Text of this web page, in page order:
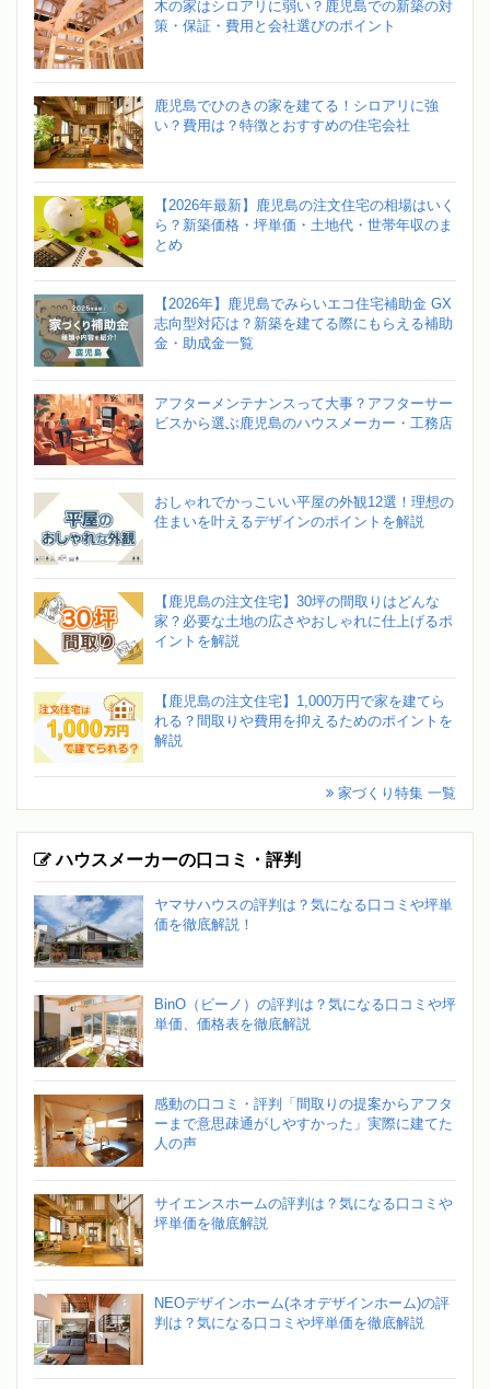
木の家はシロアリに弱い？鹿児島での新築の対
策・保証・費用と会社選びのポイント
鹿児島でひのきの家を建てる！シロアリに強
い？費用は？特徴とおすすめの住宅会社
【2026年最新】鹿児島の注文住宅の相場はいく
ら？新築価格・坪単価・土地代・世帯年収のま
とめ
【2026年】鹿児島でみらいエコ住宅補助金 GX
志向型対応は？新築を建てる際にもらえる補助
金・助成金一覧
アフターメンテナンスって大事？アフターサー
ビスから選ぶ鹿児島のハウスメーカー・工務店
おしゃれでかっこいい平屋の外観12選！理想の
住まいを叶えるデザインのポイントを解説
【鹿児島の注文住宅】30坪の間取りはどんな
家？必要な土地の広さやおしゃれに仕上げるポ
イントを解説
【鹿児島の注文住宅】1,000万円で家を建てら
れる？間取りや費用を抑えるためのポイントを
解説
家づくり特集 一覧
ハウスメーカーの口コミ・評判
ヤマサハウスの評判は？気になる口コミや坪単
価を徹底解説！
BinO（ビーノ）の評判は？気になる口コミや坪
単価、価格表を徹底解説
感動の口コミ・評判「間取りの提案からアフタ
ーまで意思疎通がしやすかった」実際に建てた
人の声
サイエンスホームの評判は？気になる口コミや
坪単価を徹底解説
NEOデザインホーム(ネオデザインホーム)の評
判は？気になる口コミや坪単価を徹底解説